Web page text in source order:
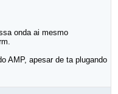
onda ai mesmo
AMP, apesar de ta plugando